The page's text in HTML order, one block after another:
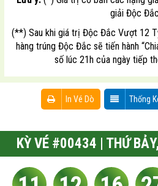
giải Độc
(**) Sau khi giá trị Độc Đắc Vượt 12
hàng trúng Độc Đắc sẽ tiến hành
số lúc 21h của ngày tiếp
In Vé Dò Thống
KỲ VÉ #00434 | THỨ